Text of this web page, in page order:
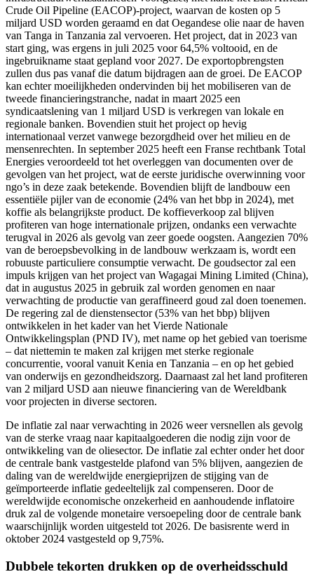
Crude Oil Pipeline (EACOP)-project, waarvan de kosten op 5
miljard USD worden geraamd en dat Oegandese olie naar de haven
van Tanga in Tanzania zal vervoeren. Het project, dat in 2023 van
start ging, was ergens in juli 2025 voor 64,5% voltooid, en de
ingebruikname staat gepland voor 2027. De exportopbrengsten
zullen dus pas vanaf die datum bijdragen aan de groei. De EACOP
kan echter moeilijkheden ondervinden bij het mobiliseren van de
tweede financieringstranche, nadat in maart 2025 een
syndicaatslening van 1 miljard USD is verkregen van lokale en
regionale banken. Bovendien stuit het project op hevig
internationaal verzet vanwege bezorgdheid over het milieu en de
mensenrechten. In september 2025 heeft een Franse rechtbank Total
Energies veroordeeld tot het overleggen van documenten over de
gevolgen van het project, wat de eerste juridische overwinning voor
ngo’s in deze zaak betekende. Bovendien blijft de landbouw een
essentiële pijler van de economie (24% van het bbp in 2024), met
koffie als belangrijkste product. De koffieverkoop zal blijven
profiteren van hoge internationale prijzen, ondanks een verwachte
terugval in 2026 als gevolg van zeer goede oogsten. Aangezien 70%
van de beroepsbevolking in de landbouw werkzaam is, wordt een
robuuste particuliere consumptie verwacht. De goudsector zal een
impuls krijgen van het project van Wagagai Mining Limited (China),
dat in augustus 2025 in gebruik zal worden genomen en naar
verwachting de productie van geraffineerd goud zal doen toenemen.
De regering zal de dienstensector (53% van het bbp) blijven
ontwikkelen in het kader van het Vierde Nationale
Ontwikkelingsplan (PND IV), met name op het gebied van toerisme
– dat niettemin te maken zal krijgen met sterke regionale
concurrentie, vooral vanuit Kenia en Tanzania – en op het gebied
van onderwijs en gezondheidszorg. Daarnaast zal het land profiteren
van 2 miljard USD aan nieuwe financiering van de Wereldbank
voor projecten in diverse sectoren.
De inflatie zal naar verwachting in 2026 weer versnellen als gevolg
van de sterke vraag naar kapitaalgoederen die nodig zijn voor de
ontwikkeling van de oliesector. De inflatie zal echter onder het door
de centrale bank vastgestelde plafond van 5% blijven, aangezien de
daling van de wereldwijde energieprijzen de stijging van de
geïmporteerde inflatie gedeeltelijk zal compenseren. Door de
wereldwijde economische onzekerheid en aanhoudende inflatoire
druk zal de volgende monetaire versoepeling door de centrale bank
waarschijnlijk worden uitgesteld tot 2026. De basisrente werd in
oktober 2024 vastgesteld op 9,75%.
Dubbele tekorten drukken op de overheidsschuld